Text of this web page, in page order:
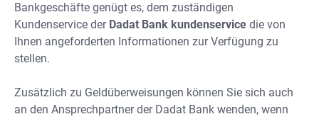
Bankgeschäfte genügt es, dem zuständigen
Kundenservice der Dadat Bank kundenservice die von
Ihnen angeforderten Informationen zur Verfügung zu
stellen.
Zusätzlich zu Geldüberweisungen können Sie sich auch
an den Ansprechpartner der Dadat Bank wenden, wenn